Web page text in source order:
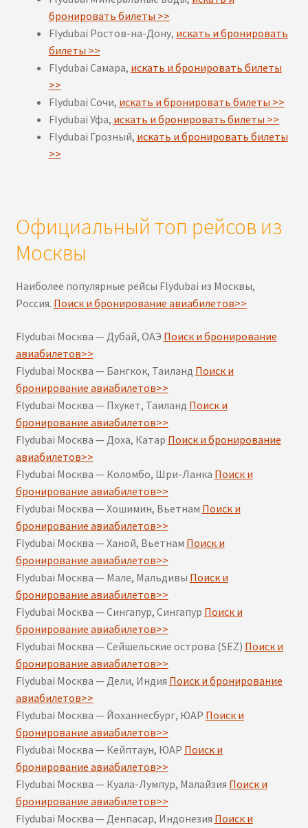
бронировать билеты >>
Flydubai Ростов-на-Дону, искать и бронировать
билеты >>
Flydubai Самара, искать и бронировать билеты
>>
Flydubai Сочи, искать и бронировать билеты >>
Flydubai Уфа, искать и бронировать билеты >>
Flydubai Грозный, искать и бронировать билеты
>>
Официальный топ рейсов из
Москвы
Наиболее популярные рейсы Flydubai из Москвы,
Россия. Поиск и бронирование авиабилетов>>
Flydubai Москва — Дубай, ОАЭ Поиск и бронирование
авиабилетов>>
Flydubai Москва — Бангкок, Таиланд Поиск и
бронирование авиабилетов>>
Flydubai Москва — Пхукет, Таиланд Поиск и
бронирование авиабилетов>>
Flydubai Москва — Доха, Катар Поиск и бронирование
авиабилетов>>
Flydubai Москва — Коломбо, Шри-Ланка Поиск и
бронирование авиабилетов>>
Flydubai Москва — Хошимин, Вьетнам Поиск и
бронирование авиабилетов>>
Flydubai Москва — Ханой, Вьетнам Поиск и
бронирование авиабилетов>>
Flydubai Москва — Мале, Мальдивы Поиск и
бронирование авиабилетов>>
Flydubai Москва — Сингапур, Сингапур Поиск и
бронирование авиабилетов>>
Flydubai Москва — Сейшельские острова (SEZ) Поиск и
бронирование авиабилетов>>
Flydubai Москва — Дели, Индия Поиск и бронирование
авиабилетов>>
Flydubai Москва — Йоханнесбург, ЮАР Поиск и
бронирование авиабилетов>>
Flydubai Москва — Кейптаун, ЮАР Поиск и
бронирование авиабилетов>>
Flydubai Москва — Куала-Лумпур, Малайзия Поиск и
бронирование авиабилетов>>
Flydubai Москва — Денпасар, Индонезия Поиск и